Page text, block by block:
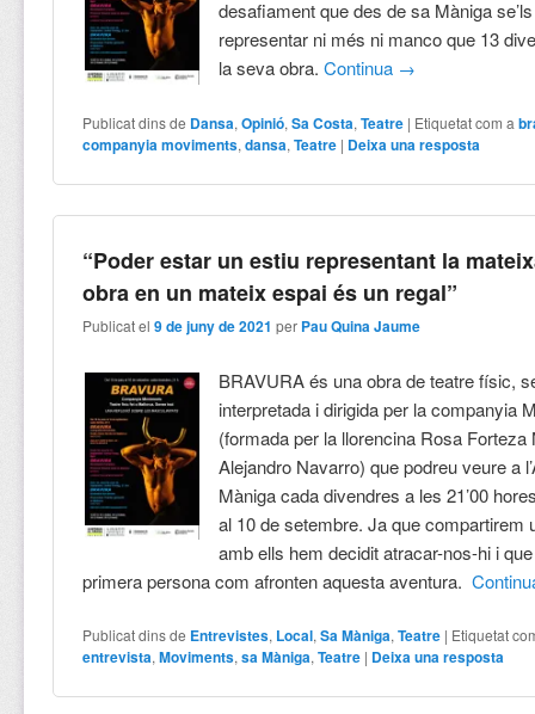
desafiament que des de sa Màniga
representar ni més ni manco que 13
la seva obra.Continua →
Publicat dins de Dansa,Opinió,Sa Costa,Teatre | Etiquetat com a
companyia moviments,dansa,Teatre | Deixa una resposta
“Poder estar un estiu representant la
obra en un mateix espai és un regal”
Publicat el9 de juny de 2021 per Pau Quina Jaume
BRAVURA és una obra de teatre físic,
interpretada i dirigida per la companyia
(formada per la llorencina Rosa
Alejandro Navarro) que podreu veure a
Màniga cada divendres a les 21’00
al 10 de setembre. Ja que compartirem
amb ells hem decidit atracar-nos-hi i
primera persona com afronten aquesta aventura.
Publicat dins de Entrevistes, Local,Sa Màniga,Teatre | Etiquetat
entrevista,Moviments,sa Màniga,Teatre | Deixa una resposta